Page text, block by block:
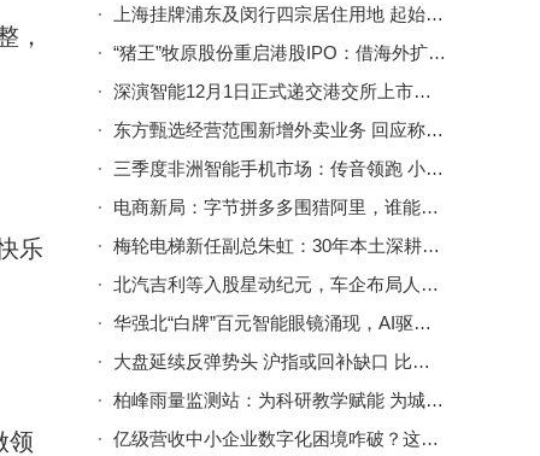
，
乐
领
上海挂牌浦东及闵行四宗居住用地 起始总价达45.7亿元
“猪王”牧原股份重启港股IPO：借海外扩张破局，平衡风险待市场检验
深演智能12月1日正式递交港交所上市申请 工银国际保驾护航
东方甄选经营范围新增外卖业务 回应称属正常调整或探索多元可能
三季度非洲智能手机市场：传音领跑 小米荣耀OPPO出货量同比显著增长
电商新局：字节拼多多围猎阿里，谁能稳立潮头领航下一个十年？
梅轮电梯新任副总朱虹：30年本土深耕，与董事长同乡共筑电梯事业
北汽吉利等入股星动纪元，车企布局人形机器人赛道引关注
华强北“白牌”百元智能眼镜涌现，AI驱动下市场或迎规模化增长新契机
大盘延续反弹势头 沪指或回补缺口 比特币走弱释放风险信号
柏峰雨量监测站：为科研教学赋能 为城市管理添智
亿级营收中小企业数字化困境咋破？这3个核心策略助转型突围